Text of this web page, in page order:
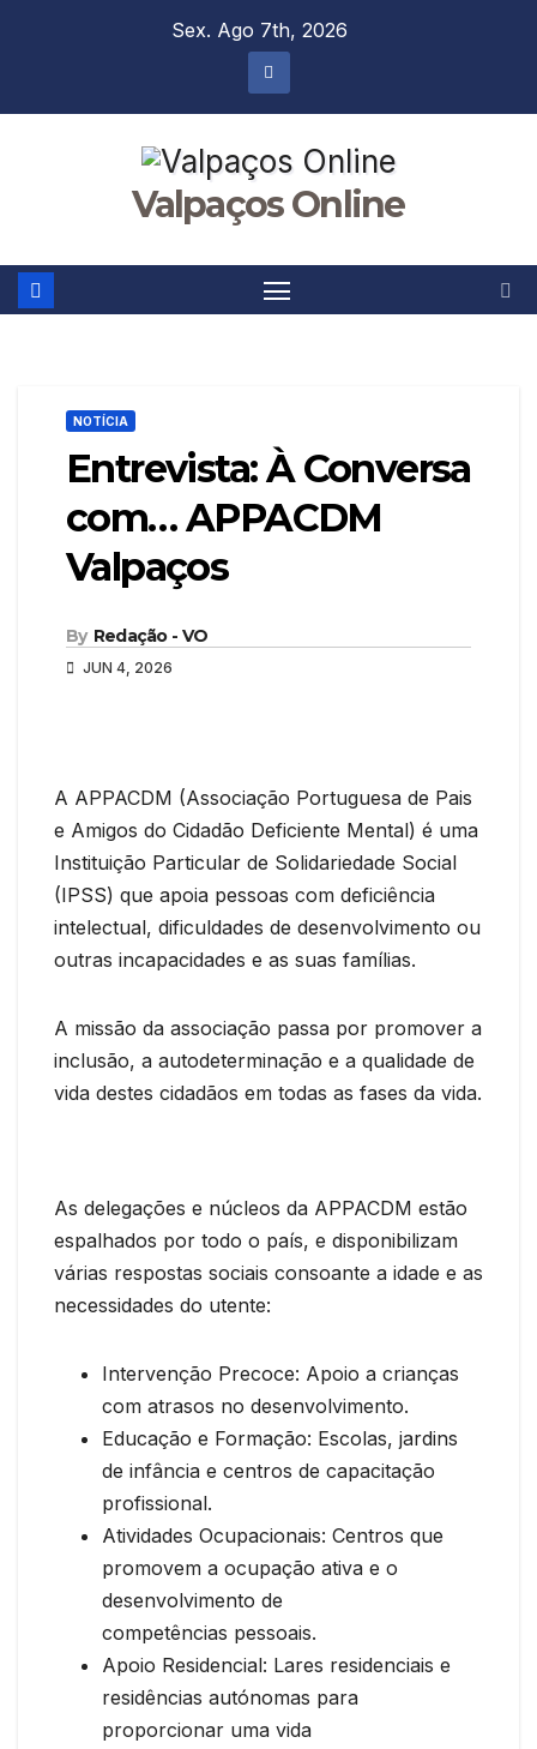
Sex. Ago 7th, 2026
Valpaços Online
NOTÍCIA
Entrevista: À Conversa
com… APPACDM
Valpaços
By Redação - VO
JUN 4, 2026
A APPACDM (Associação Portuguesa de Pais
e Amigos do Cidadão Deficiente Mental) é uma
Instituição Particular de Solidariedade Social
(IPSS) que apoia pessoas com deficiência
intelectual, dificuldades de desenvolvimento ou
outras incapacidades e as suas famílias.
A missão da associação passa por promover a
inclusão, a autodeterminação e a qualidade de
vida destes cidadãos em todas as fases da vida.
As delegações e núcleos da APPACDM estão
espalhados por todo o país, e disponibilizam
várias respostas sociais consoante a idade e as
necessidades do utente:
Intervenção Precoce: Apoio a crianças
com atrasos no desenvolvimento.
Educação e Formação: Escolas, jardins
de infância e centros de capacitação
profissional.
Atividades Ocupacionais: Centros que
promovem a ocupação ativa e o
desenvolvimento de
competências pessoais.
Apoio Residencial: Lares residenciais e
residências autónomas para
proporcionar uma vida